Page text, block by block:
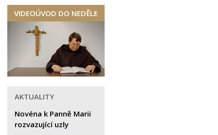
VIDEOÚVOD DO NEDĚLE
AKTUALITY
Novéna k Panně Marii
rozvazující uzly